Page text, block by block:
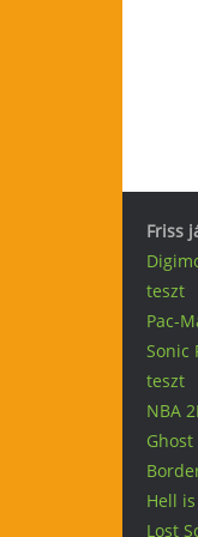
Friss
teszt
Pac-
Sonic
teszt
NBA
Hell
Lost